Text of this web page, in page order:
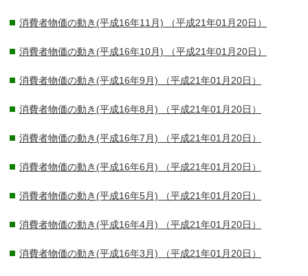
消費者物価の動き(平成16年11月) （平成21年01月20日）
消費者物価の動き(平成16年10月) （平成21年01月20日）
消費者物価の動き(平成16年9月) （平成21年01月20日）
消費者物価の動き(平成16年8月) （平成21年01月20日）
消費者物価の動き(平成16年7月) （平成21年01月20日）
消費者物価の動き(平成16年6月) （平成21年01月20日）
消費者物価の動き(平成16年5月) （平成21年01月20日）
消費者物価の動き(平成16年4月) （平成21年01月20日）
消費者物価の動き(平成16年3月) （平成21年01月20日）